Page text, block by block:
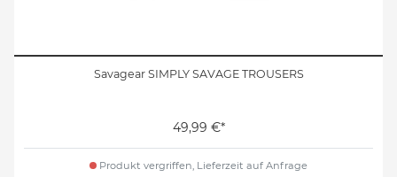
Savagear SIMPLY SAVAGE TROUSERS
49,99 €*
Produkt vergriffen, Lieferzeit auf Anfrage